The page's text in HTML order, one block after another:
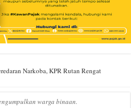
Narkoba, KPR Rutan Rengat
warga binaan.